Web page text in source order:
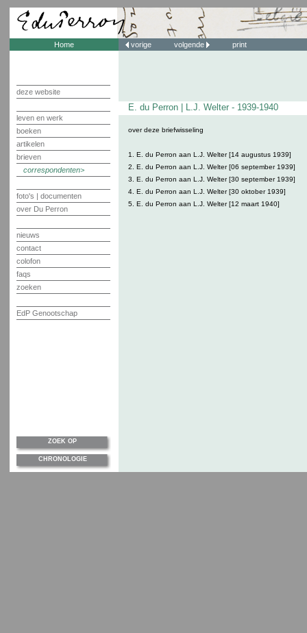
Home
deze website
leven en werk
boeken
artikelen
brieven
correspondenten
foto's | documenten
over Du Perron
nieuws
contact
colofon
faqs
zoeken
EdP Genootschap
vorige volgende print
E. du Perron | L.J. Welter - 1939-1940
over deze briefwisseling
1. E. du Perron aan L.J. Welter [14 augustus 1939]
2. E. du Perron aan L.J. Welter [06 september 1939]
3. E. du Perron aan L.J. Welter [30 september 1939]
4. E. du Perron aan L.J. Welter [30 oktober 1939]
5. E. du Perron aan L.J. Welter [12 maart 1940]
ZOEK OP
CHRONOLOGIE